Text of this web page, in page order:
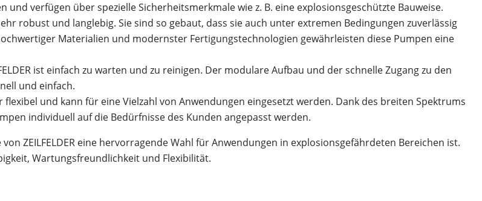
verfügen über spezielle Sicherheitsmerkmale wie z. B. eine explosionsgeschützte Bauweise.
robust und langlebig. Sie sind so gebaut, dass sie auch unter extremen Bedingungen zuverlässig
Materialien und modernster Fertigungstechnologien gewährleisten diese Pumpen eine
ist einfach zu warten und zu reinigen. Der modulare Aufbau und der schnelle Zugang zu den
und einfach.
flexibel und kann für eine Vielzahl von Anwendungen eingesetzt werden. Dank des breiten Spektrums
individuell auf die Bedürfnisse des Kunden angepasst werden.
ZEILFELDER eine hervorragende Wahl für Anwendungen in explosionsgefährdeten Bereichen ist.
Wartungsfreundlichkeit und Flexibilität.